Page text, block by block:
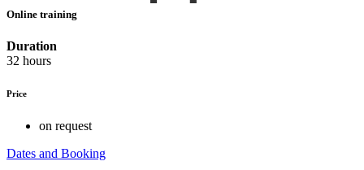
Online training
Duration
32 hours
Price
on request
Dates and Booking